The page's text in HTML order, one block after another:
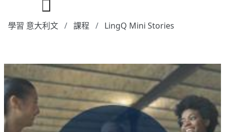
學習 意大利文 課程 LingQ Mini Stories